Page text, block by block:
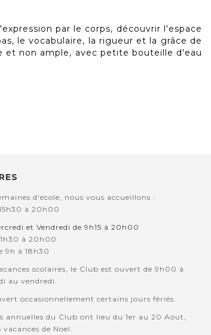
par le corps, découvrir l'espace
le vocabulaire, la rigueur et la grâce de
et non ample, avec petite bouteille d'eau
d'école, nous vous accueillons :
à 20h00
et Vendredi de 9h15 à 20h00
à 20h00
9h à 18h30
scolaires, le Club est ouvert de 9h00 à
au vendredi.
occasionnellement certains jours fériés.
annuelles du Club ont lieu du 1er au 20 Aout,
de Noel.